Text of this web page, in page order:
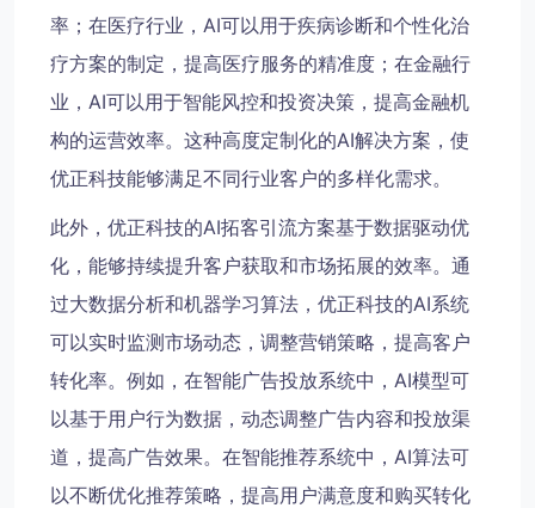
率；在医疗行业，AI可以用于疾病诊断和个性化治
疗方案的制定，提高医疗服务的精准度；在金融行
业，AI可以用于智能风控和投资决策，提高金融机
构的运营效率。这种高度定制化的AI解决方案，使
优正科技能够满足不同行业客户的多样化需求。
此外，优正科技的AI拓客引流方案基于数据驱动优
化，能够持续提升客户获取和市场拓展的效率。通
过大数据分析和机器学习算法，优正科技的AI系统
可以实时监测市场动态，调整营销策略，提高客户
转化率。例如，在智能广告投放系统中，AI模型可
以基于用户行为数据，动态调整广告内容和投放渠
道，提高广告效果。在智能推荐系统中，AI算法可
以不断优化推荐策略，提高用户满意度和购买转化